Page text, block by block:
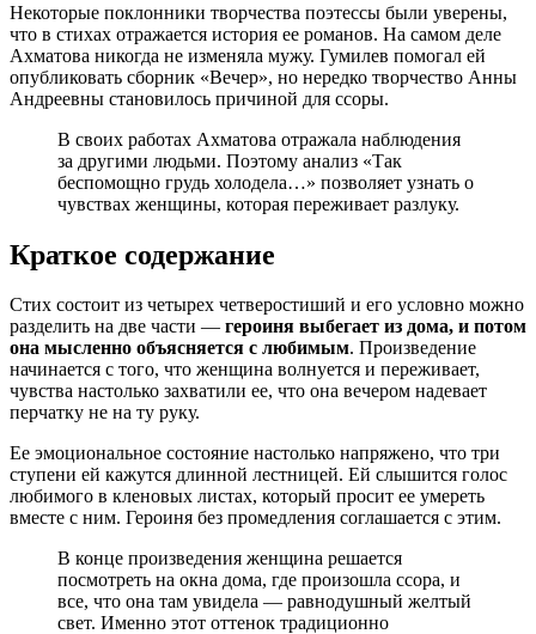
Некоторые поклонники творчества поэтессы были уверены,
что в стихах отражается история ее романов. На самом деле
Ахматова никогда не изменяла мужу. Гумилев помогал ей
опубликовать сборник «Вечер», но нередко творчество Анны
Андреевны становилось причиной для ссоры.
В своих работах Ахматова отражала наблюдения
за другими людьми. Поэтому анализ «Так
беспомощно грудь холодела…» позволяет узнать о
чувствах женщины, которая переживает разлуку.
Краткое содержание
Стих состоит из четырех четверостиший и его условно можно
разделить на две части — героиня выбегает из дома, и потом
она мысленно объясняется с любимым. Произведение
начинается с того, что женщина волнуется и переживает,
чувства настолько захватили ее, что она вечером надевает
перчатку не на ту руку.
Ее эмоциональное состояние настолько напряжено, что три
ступени ей кажутся длинной лестницей. Ей слышится голос
любимого в кленовых листах, который просит ее умереть
вместе с ним. Героиня без промедления соглашается с этим.
В конце произведения женщина решается
посмотреть на окна дома, где произошла ссора, и
все, что она там увидела — равнодушный желтый
свет. Именно этот оттенок традиционно